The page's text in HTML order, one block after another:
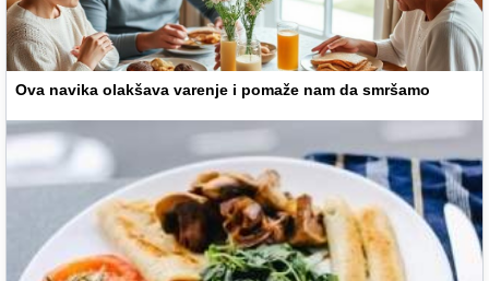
Ova navika olakšava varenje i pomaže nam da smršamo